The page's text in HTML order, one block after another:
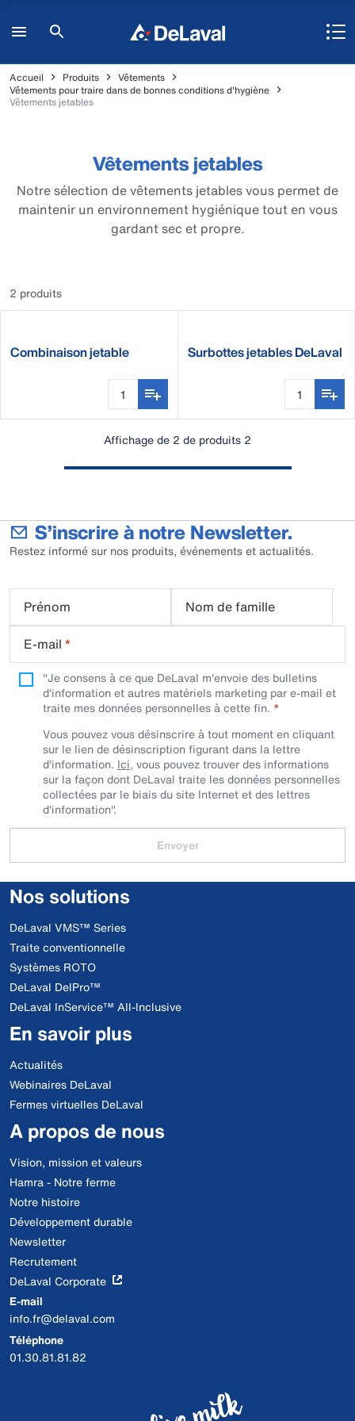
Accueil Produits
Vêtements
Vêtements pour traire dans de bonnes conditions d'hygiène
Vêtements jetables
Vêtements jetables
Notre sélection de vêtements jetables vous permet de
maintenir un environnement hygiénique tout en vous
gardant sec et propre.
2 produits
Combinaison jetable Surbottes jetables DeLaval
Affichage de 2 de produits 2
S’inscrire à notre Newsletter.
Restez informé sur nos produits, événements et actualités.
Prénom
Nom de famille
E-mail *
"Je consens à ce que DeLaval m'envoie des bulletins
d'information et autres matériels marketing par e-mail et
traite mes données personnelles à cette fin.
Vous pouvez vous désinscrire à tout moment en cliquant
sur le lien de désinscription figurant dans la lettre
d'information. Ici, vous pouvez trouver des informations
sur la façon dont DeLaval traite les données personnelles
collectées par le biais du site Internet et des lettres
d'information".
Envoyer
Nos solutions
DeLaval VMS™ Series
Traite conventionnelle
Systèmes ROTO
DeLaval DelPro™
DeLaval InService™ All-Inclusive
En savoir plus
Actualités
Webinaires DeLaval
Fermes virtuelles DeLaval
A propos de nous
Vision, mission et valeurs
Hamra - Notre ferme
Notre histoire
Développement durable
Newsletter
Recrutement
DeLaval Corporate
E-mail
info.fr@delaval.com
Téléphone
01.30.81.81.82